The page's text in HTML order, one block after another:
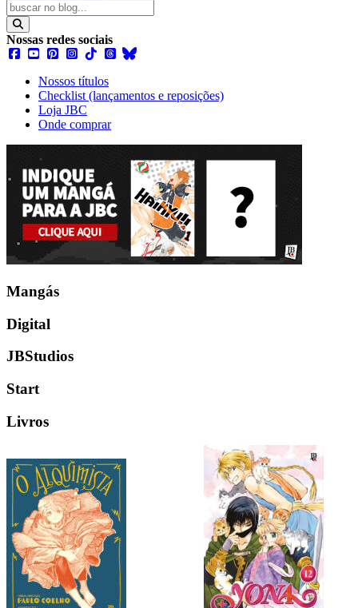
Nossas redes sociais
Nossos títulos
Checklist (lançamentos e reposições)
Loja JBC
Onde comprar
Mangás
Digital
JBStudios
Start
Livros